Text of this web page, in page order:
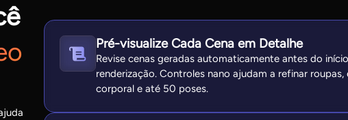
Pré-visualize Cada Cena em Detalhe
Revise cenas geradas automaticamente antes do
renderização. Controles nano ajudam a refinar roupas,
corporal e até 50 poses.